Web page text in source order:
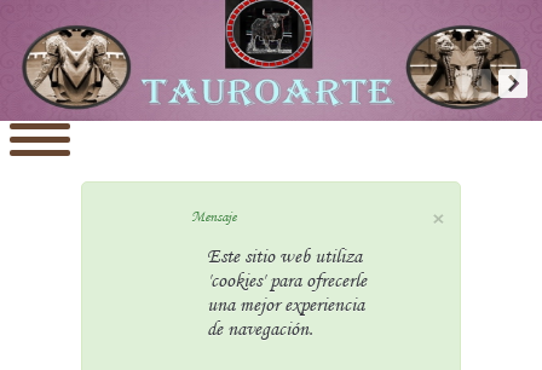
×
Mensaje
Este sitio web utiliza
'cookies' para ofrecerle
una mejor experiencia
de navegación.